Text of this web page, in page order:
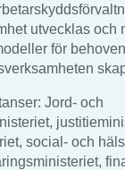
utvecklas och
för
Jord- och
social- och